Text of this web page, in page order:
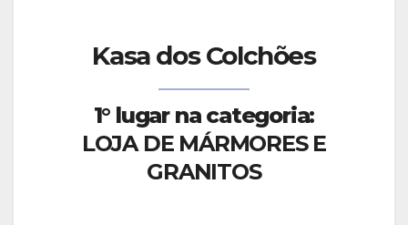
Kasa dos Colchões
1° lugar na categoria:
LOJA DE MÁRMORES E
GRANITOS